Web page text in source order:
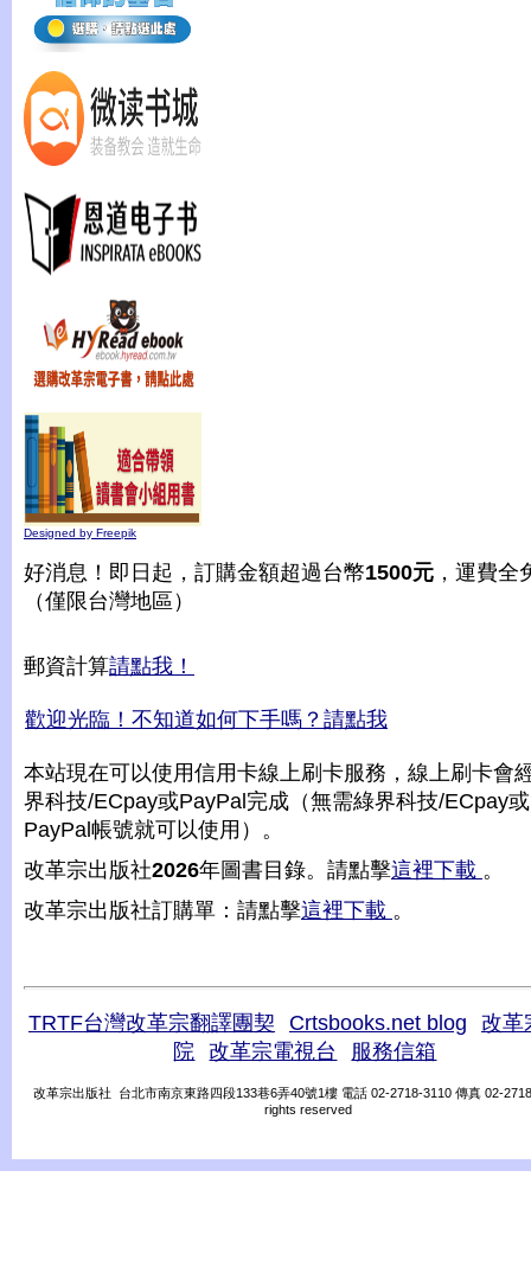
Designed by Freepik
好消息！即日起，訂購金額超過台幣1500元 ，運費全
（僅限台灣地區）
郵資計算請點我！
歡迎光臨！不知道如何下手嗎？請點我
本站現在可以使用信用卡線上刷卡服務，線上刷卡會
界科技/ECpay或PayPal完成（無需綠界科技/ECpay或
PayPal帳號就可以使用）。
改革宗出版社2026年圖書目錄。請點擊這裡下載 。
改革宗出版社訂購單：請點擊這裡下載 。
TRTF台灣改革宗翻譯團契 Crtsbooks.net blog
改革
院
改革宗電視台 服務信箱
改革宗出版社 台北市南京東路四段133巷6弄40號1樓 電話 02-2718-3110 傳真 02-
rights reserved